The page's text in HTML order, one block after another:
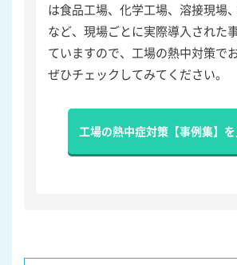
は食品工場、化学工場、溶接現場
など、現場ごとに実際導入された
ていますので、工場の熱中対策で
ぜひチェックしてみてください。
工場の熱中症対策【事例集】